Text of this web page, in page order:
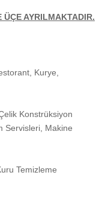
Kirlenmesinde
Esaslarına Dair
ÜÇE AYRILMAKTADIR.
Kurye,
Konstrüksiyon
Servisleri, Makine
Temizleme